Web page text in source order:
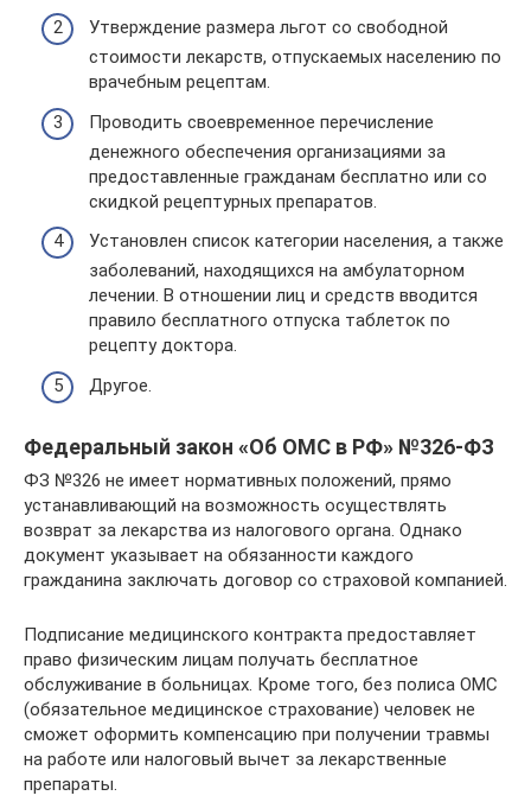
Утверждение размера льгот со свободной
стоимости лекарств, отпускаемых населению по
врачебным рецептам.
Проводить своевременное перечисление
денежного обеспечения организациями за
предоставленные гражданам бесплатно или со
скидкой рецептурных препаратов.
Установлен список категории населения, а также
заболеваний, находящихся на амбулаторном
лечении. В отношении лиц и средств вводится
правило бесплатного отпуска таблеток по
рецепту доктора.
Другое.
Федеральный закон «Об ОМС в РФ» №326-ФЗ
ФЗ №326 не имеет нормативных положений, прямо
устанавливающий на возможность осуществлять
возврат за лекарства из налогового органа. Однако
документ указывает на обязанности каждого
гражданина заключать договор со страховой компанией.
Подписание медицинского контракта предоставляет
право физическим лицам получать бесплатное
обслуживание в больницах. Кроме того, без полиса ОМС
(обязательное медицинское страхование) человек не
сможет оформить компенсацию при получении травмы
на работе или налоговый вычет за лекарственные
препараты.